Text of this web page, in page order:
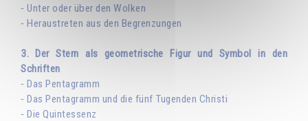
⁃ Unter oder über den Wolken
⁃ Heraustreten aus den Begrenzungen
3. Der Stern als geometrische Figur und Symbol in den
Schriften
⁃ Das Pentagramm
⁃ Das Pentagramm und die fünf Tugenden Christi
⁃ Die Quintessenz